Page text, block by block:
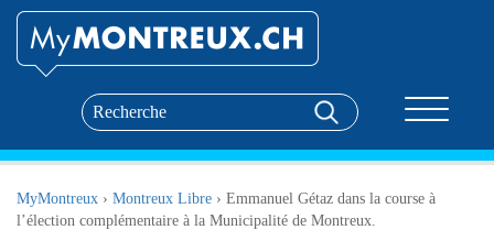
MyMontreux › Montreux Libre › Emmanuel Gétaz dans la course à
l’élection complémentaire à la Municipalité de Montreux.